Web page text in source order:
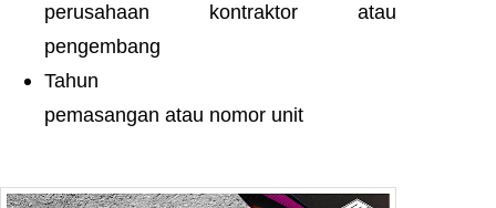
perusahaan kontraktor atau
pengembang
Tahun
pemasangan atau nomor unit